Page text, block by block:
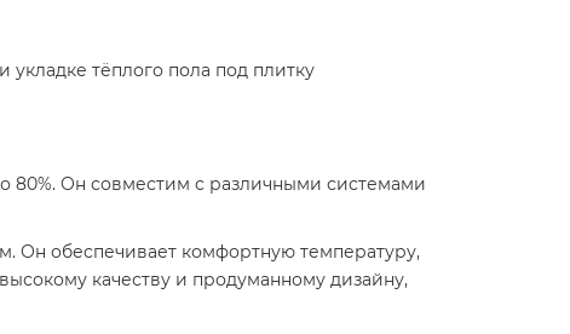
тёплого пола под плитку
80%. Он совместим с различными системами
Он обеспечивает комфортную температуру,
качеству и продуманному дизайну,